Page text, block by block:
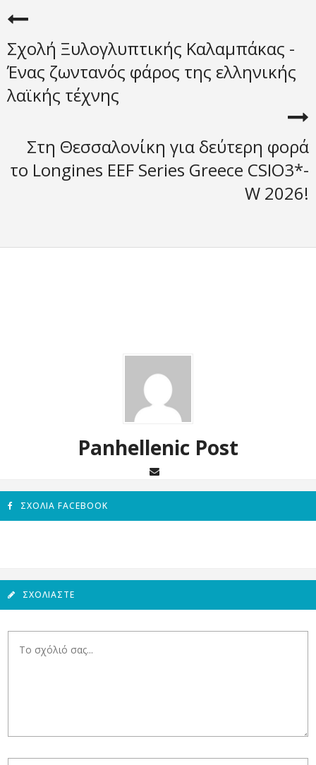
Σχολή Ξυλογλυπτικής Καλαμπάκας -
Ένας ζωντανός φάρος της ελληνικής
λαϊκής τέχνης
Στη Θεσσαλονίκη για δεύτερη φορά
το Longines EEF Series Greece CSIO3*-
W 2026!
Panhellenic Post
ΣΧΌΛΙΑ FACEBOOK
ΣΧΟΛΙΆΣΤΕ